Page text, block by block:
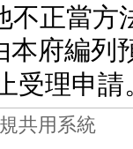
不正當
本府編列
受理申請
共用系統